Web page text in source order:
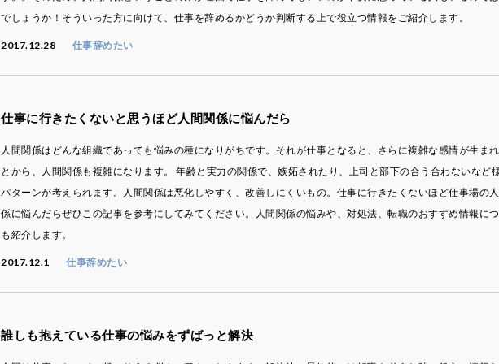
でしょうか！そういった方に向けて、仕事を辞めるかどうか判断する上で役立つ情報をご紹介します。
2017.12.28 仕事辞めたい
仕事に行きたくないと思うほど人間関係に悩んだら
人間関係はどんな組織であっても悩みの種になりがちです。それが仕事となると、さらに複雑な感情が生ま
とから、人間関係も複雑になります。 年齢と実力の関係で、嫉妬されたり、上司と部下の合う合わないなど
パターンが考えられます。人間関係は悪化しやすく、改善しにくいもの。仕事に行きたくないほど仕事場の
係に悩んだらぜひこの記事を参考にしてみてください。人間関係の悩みや、対処法、転職のおすすめ情報に
も紹介します。
2017.12.1 仕事辞めたい
誰しも抱えている仕事の悩みをずばっと解決